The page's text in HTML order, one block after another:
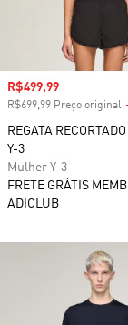
Preço com desconto
R$499,99
R$699,99 Preço original
REGATA
Y-3
Mulher Y-3
FRETE GRÁTIS
ADICLUB